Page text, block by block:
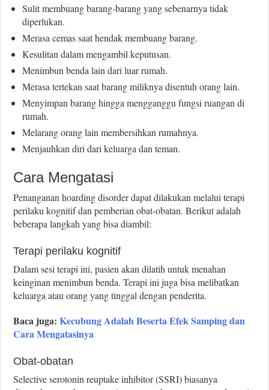
Sulit membuang barang-barang yang sebenarnya tidak
diperlukan.
Merasa cemas saat hendak membuang barang.
Kesulitan dalam mengambil keputusan.
Menimbun benda lain dari luar rumah.
Merasa tertekan saat barang miliknya disentuh orang lain.
Menyimpan barang hingga mengganggu fungsi ruangan di
rumah.
Melarang orang lain membersihkan rumahnya.
Menjauhkan diri dari keluarga dan teman.
Cara Mengatasi
Penanganan hoarding disorder dapat dilakukan melalui terapi
perilaku kognitif dan pemberian obat-obatan. Berikut adalah
beberapa langkah yang bisa diambil:
Terapi perilaku kognitif
Dalam sesi terapi ini, pasien akan dilatih untuk menahan
keinginan menimbun benda. Terapi ini juga bisa melibatkan
keluarga atau orang yang tinggal dengan penderita.
Baca juga:Kecubung Adalah Beserta Efek Samping dan
Cara Mengatasinya
Obat-obatan
Selective serotonin reuptake inhibitor (SSRI) biasanya